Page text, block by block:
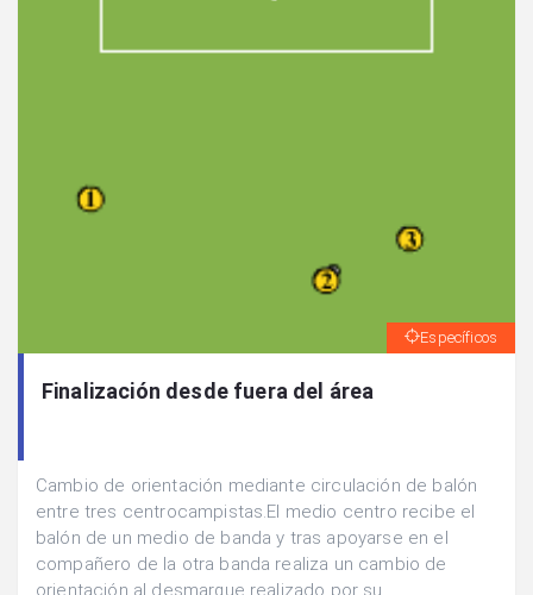
Específicos
Finalización desde fuera del área
Cambio de orientación mediante circulación de balón
entre tres centrocampistas.El medio centro recibe el
balón de un medio de banda y tras apoyarse en el
compañero de la otra banda realiza un cambio de
orientación al desmarque realizado por su